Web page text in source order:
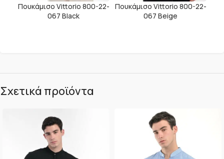
Πουκάμισο Vittorio 800-22-
067 Black
Πουκάμισο Vittorio 800-22-
067 Beige
Σχετικά προϊόντα